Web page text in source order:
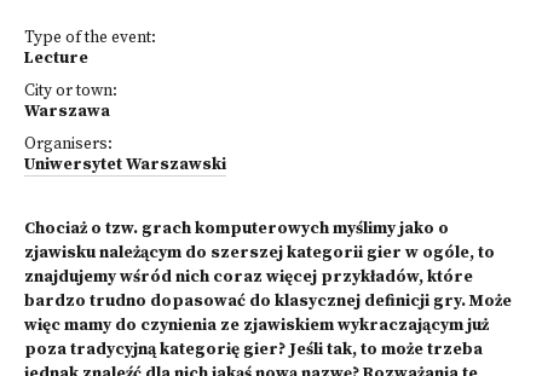
Type of the event:
Lecture
City or town:
Warszawa
Organisers:
Uniwersytet Warszawski
Chociaż o tzw. grach komputerowych myślimy jako o
zjawisku należącym do szerszej kategorii gier w ogóle, to
znajdujemy wśród nich coraz więcej przykładów, które
bardzo trudno dopasować do klasycznej definicji gry. Może
więc mamy do czynienia ze zjawiskiem wykraczającym już
poza tradycyjną kategorię gier? Jeśli tak, to może trzeba